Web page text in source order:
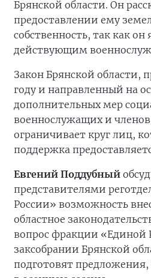
Брянской области. Он
предоставлении ему
собственность, так как он
действующим
Закон Брянской области,
году и направленный на
дополнительных мер
военнослужащих и
ограничивает круг лиц,
поддержка
Евгений Поддубный
представителями
России» возможность
областное
вопрос фракции «Единой
заксобрании Брянской
подготовят